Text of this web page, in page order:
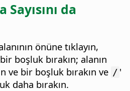
da
önüne tıklayın,
boşluk bırakın; alanın
ve bir boşluk bırakın ve / '
daha bırakın.